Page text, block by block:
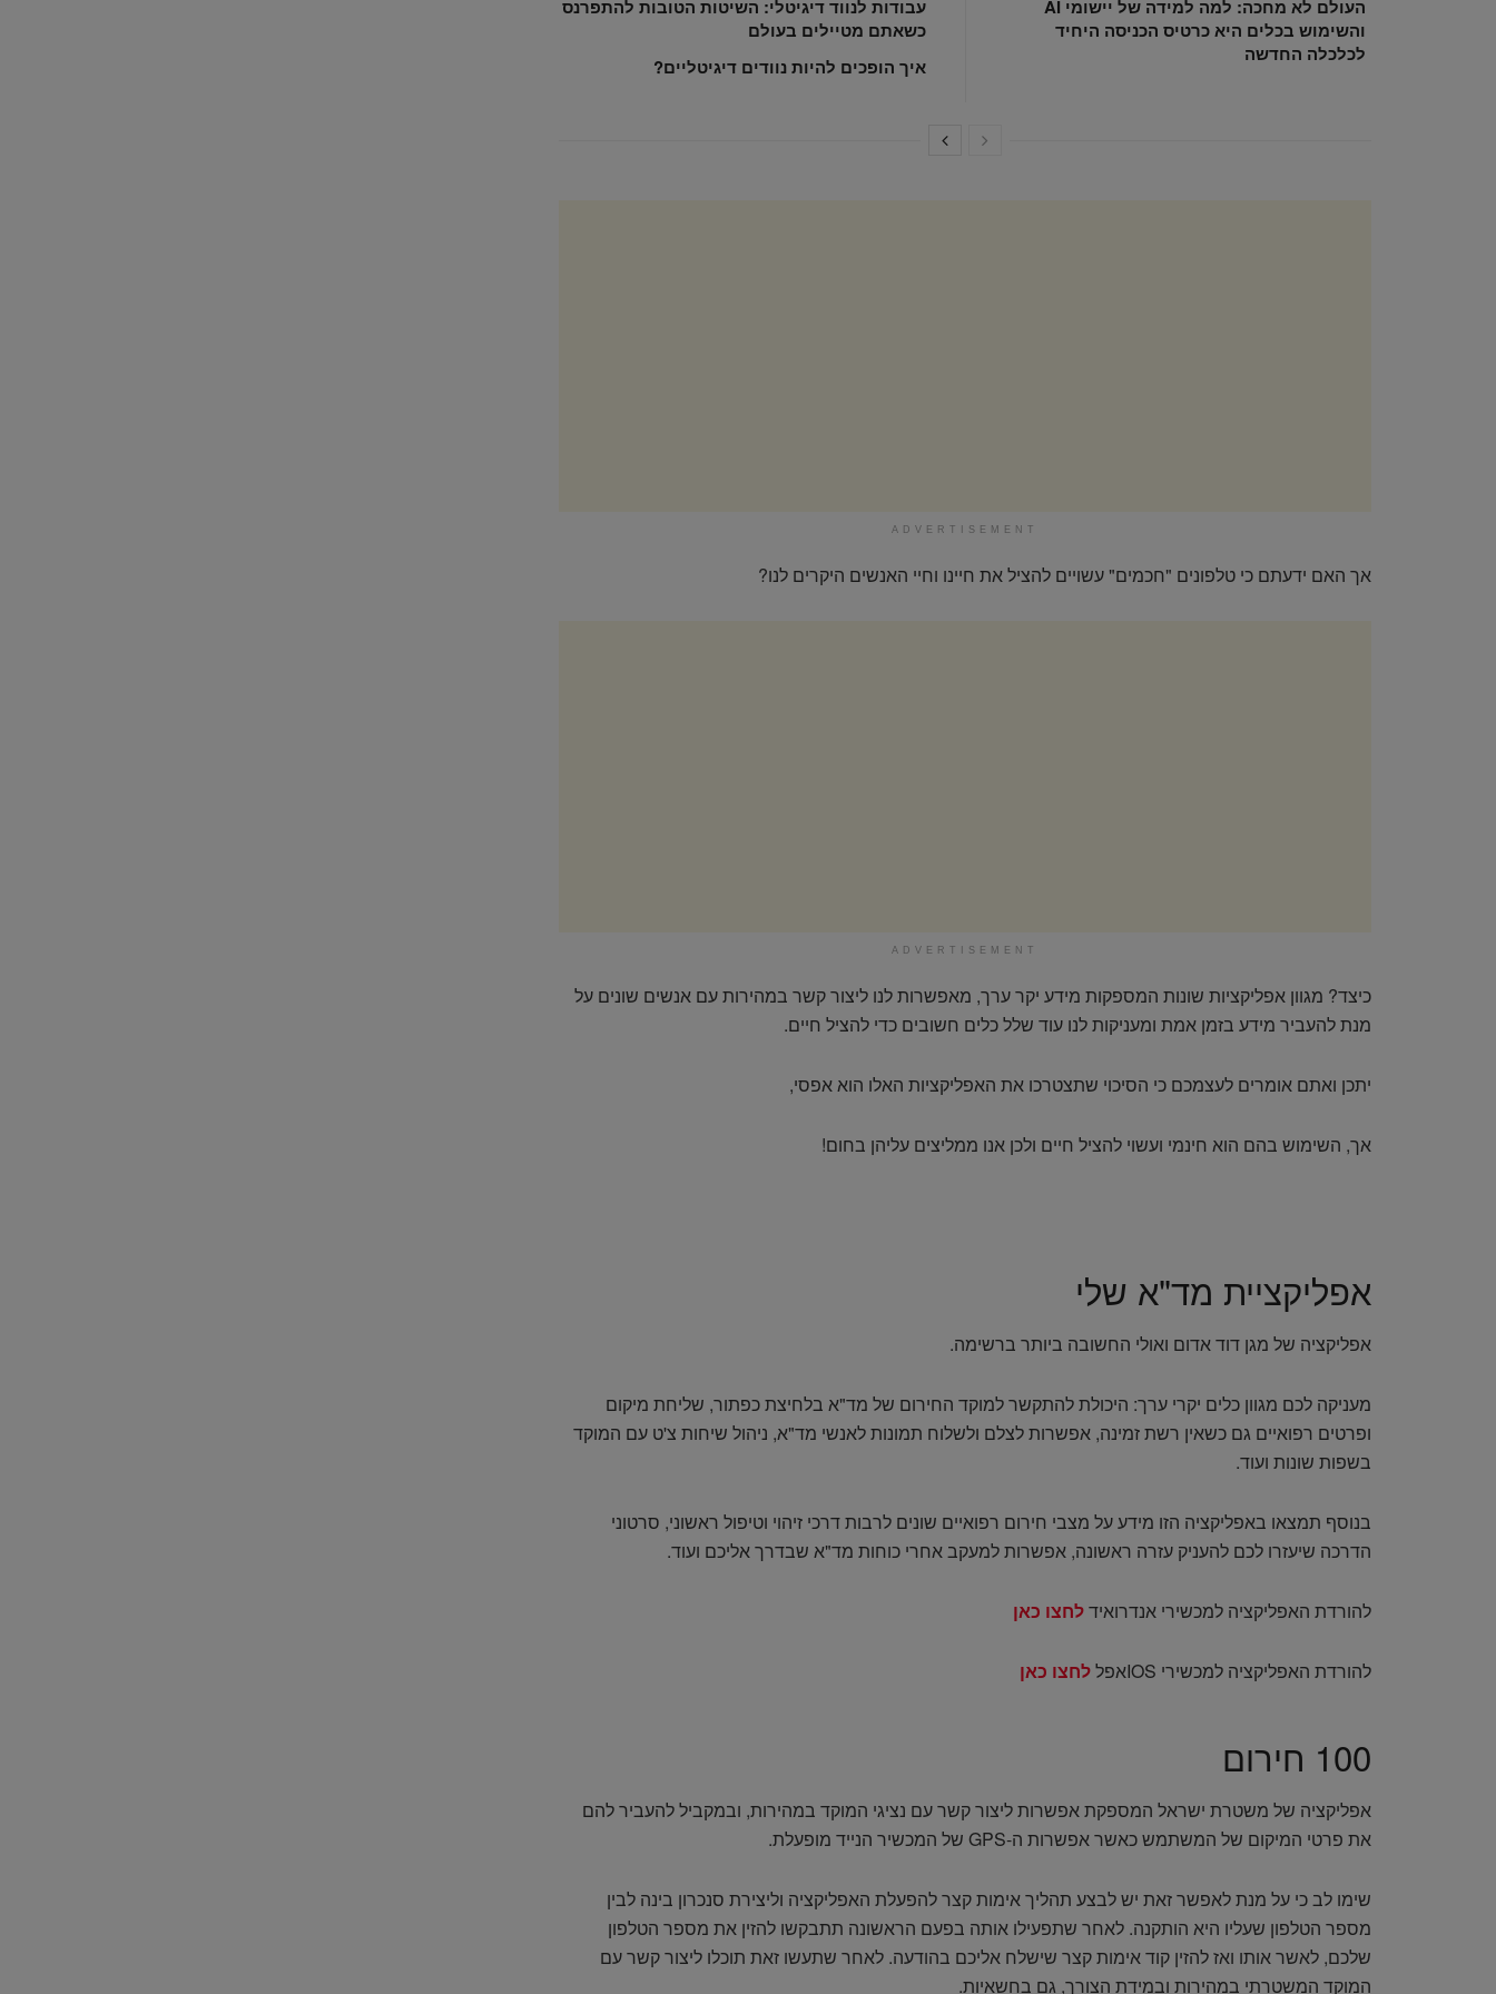
העולם לא מחכה: למה למידה של יישומי AI
והשימוש בכלים היא כרטיס הכניסה היחיד
לכלכלה החדשה
עבודות לנווד דיגיטלי: השיטות הטובות להתפרנס
כשאתם מטיילים בעולם
איך הופכים להיות נוודים דיגיטליים?
ADVERTISEMENT
אך האם ידעתם כי טלפונים "חכמים" עשויים להציל את חיינו וחיי האנשים היקרים לנו?
ADVERTISEMENT
כיצד? מגוון אפליקציות שונות המספקות מידע יקר ערך, מאפשרות לנו ליצור קשר במהירות עם אנשים שונים על
מנת להעביר מידע בזמן אמת ומעניקות לנו עוד שלל כלים חשובים כדי להציל חיים.
יתכן ואתם אומרים לעצמכם כי הסיכוי שתצטרכו את האפליקציות האלו הוא אפסי,
אך, השימוש בהם הוא חינמי ועשוי להציל חיים ולכן אנו ממליצים עליהן בחום!
אפליקציית מד"א שלי
אפליקציה של מגן דוד אדום ואולי החשובה ביותר ברשימה.
מעניקה לכם מגוון כלים יקרי ערך: היכולת להתקשר למוקד החירום של מד"א בלחיצת כפתור, שליחת מיקום
ופרטים רפואיים גם כשאין רשת זמינה, אפשרות לצלם ולשלוח תמונות לאנשי מד"א, ניהול שיחות צ'ט עם המוקד
בשפות שונות ועוד.
בנוסף תמצאו באפליקציה הזו מידע על מצבי חירום רפואיים שונים לרבות דרכי זיהוי וטיפול ראשוני, סרטוני
הדרכה שיעזרו לכם להעניק עזרה ראשונה, אפשרות למעקב אחרי כוחות מד"א שבדרך אליכם ועוד.
להורדת האפליקציה למכשירי אנדרואידלחצו כאן
להורדת האפליקציה למכשירי IOSאפל לחצו כאן
100 חירום
אפליקציה של משטרת ישראל המספקת אפשרות ליצור קשר עם נציגי המוקד במהירות, ובמקביל להעביר להם
את פרטי המיקום של המשתמש כאשר אפשרות ה-GPS של המכשיר הנייד מופעלת.
שימו לב כי על מנת לאפשר זאת יש לבצע תהליך אימות קצר להפעלת האפליקציה וליצירת סנכרון בינה לבין
מספר הטלפון שעליו היא הותקנה. לאחר שתפעילו אותה בפעם הראשונה תתבקשו להזין את מספר הטלפון
שלכם, לאשר אותו ואז להזין קוד אימות קצר שישלח אליכם בהודעה. לאחר שתעשו זאת תוכלו ליצור קשר עם
המוקד המשטרתי במהירות ובמידת הצורך, גם בחשאיות.